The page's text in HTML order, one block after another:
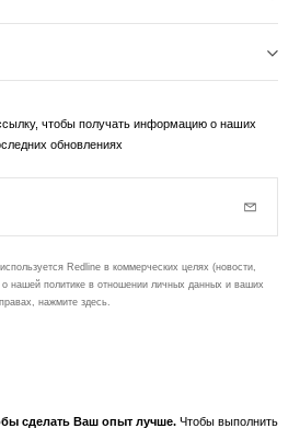
сделать Ваш опыт лучше. Чтобы выполнить
чтобы получать информацию о наших
обновлениях
Redline в коммерческих целях (новости,
нашей политике в отношении личных данных и ваших
правах, нажмите здесь.
почты